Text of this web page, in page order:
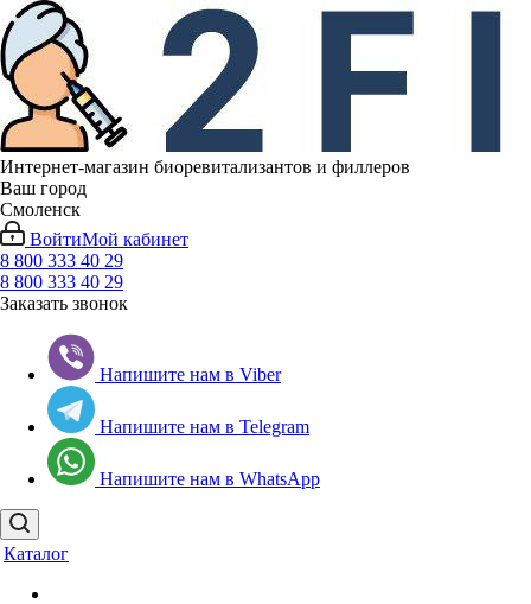
Интернет-магазин биоревитализантов и филлеров
Ваш город
Смоленск
ВойтиМой кабинет
8 800 333 40 29
8 800 333 40 29
Заказать звонок
Напишите нам в Viber
Напишите нам в Telegram
Напишите нам в WhatsApp
Каталог